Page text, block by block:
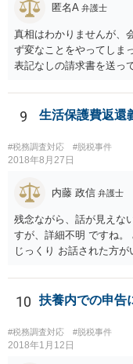
匿名A 弁護士
真相はわかりませんが、
ず変なことをやってしま
表記なしの請求書を送っ
書の金額や記載と振込額
うに思いますが、間違
せん。 相手方との関係
にしっかりと確認してみ
9 生活保護費返還
#税務調査対応 #脱税事件
2018年8月27日
内藤 政信 弁護士
残念ながら、話が見えな
すが、詳細不明 ですね。
じっくり お話された方が
10 扶養内での申告
#税務調査対応 #脱税事件
2018年1月12日